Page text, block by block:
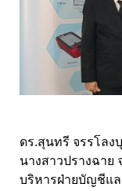
ดร.สุนทรี จรรโลง
นางสาวปรางฉาย
บริหารฝ่ายบัญชีแล